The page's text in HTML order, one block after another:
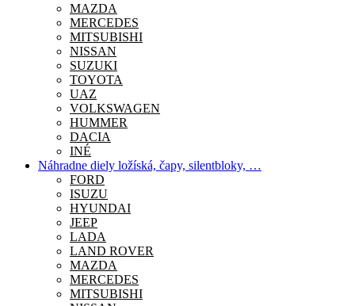
MAZDA
MERCEDES
MITSUBISHI
NISSAN
SUZUKI
TOYOTA
UAZ
VOLKSWAGEN
HUMMER
DACIA
INÉ
Náhradne diely ložíská, čapy, silentbloky, …
FORD
ISUZU
HYUNDAI
JEEP
LADA
LAND ROVER
MAZDA
MERCEDES
MITSUBISHI